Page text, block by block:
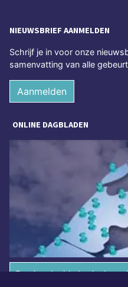
NIEUWSBRIEF AANMELDEN
Schrijf je in voor onze
samenvatting van alle
Aanmelden
ONLINE DAGBLADEN
Overige dagbladen in de